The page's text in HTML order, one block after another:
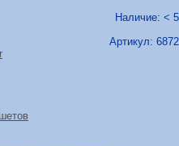
Наличие: < 5
Артикул: 6872